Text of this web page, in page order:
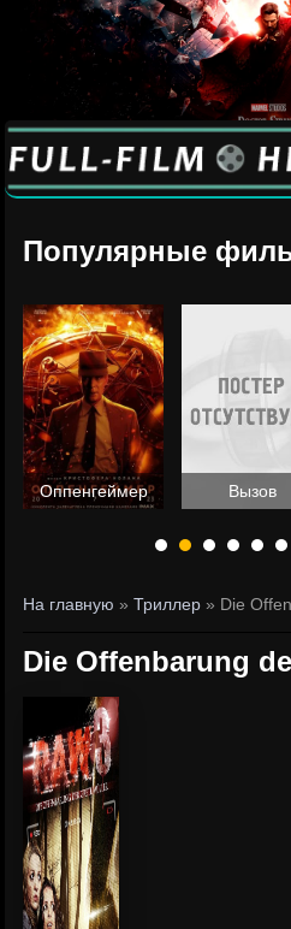
Популярные
Оппенгеймер Вызов
На главную »Триллер » Die
Die Offenbarung